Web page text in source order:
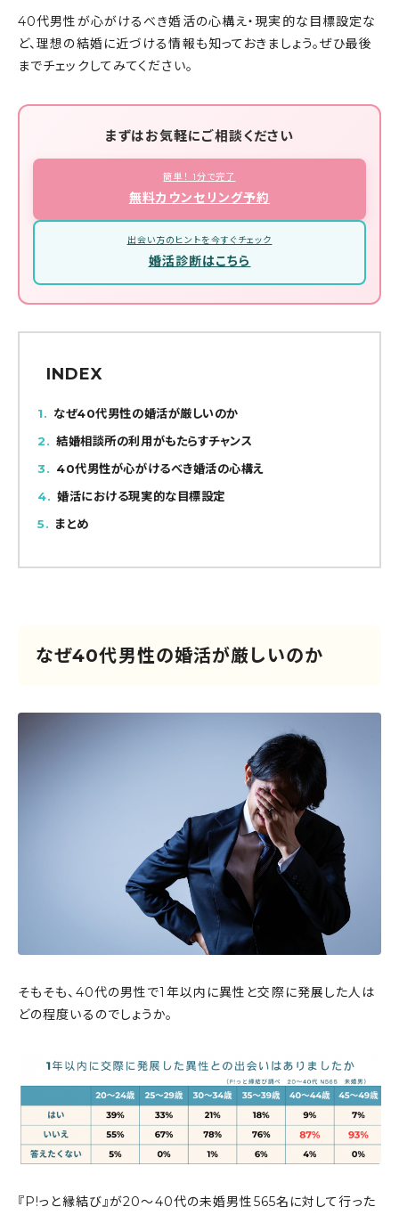
40代男性が心がけるべき婚活の心構え・現実的な目標設定な
ど、理想の結婚に近づける情報も知っておきましょう。ぜひ最後
までチェックしてみてください。
まずはお気軽にご相談ください
簡単！ 1分で完了
無料カウンセリング予約
出会い方のヒントを今すぐチェック
婚活診断はこちら
INDEX
1
なぜ40代男性の婚活が厳しいのか
2
結婚相談所の利用がもたらすチャンス
3
40代男性が心がけるべき婚活の心構え
4
婚活における現実的な目標設定
5
まとめ
なぜ40代男性の婚活が厳しいのか
そもそも、40代の男性で1年以内に異性と交際に発展した人は
どの程度いるのでしょうか。
『P!っと縁結び』が20〜40代の未婚男性565名に対して行った